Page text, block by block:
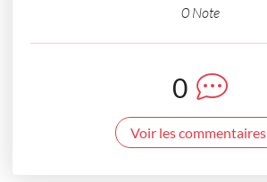
0 Note
0
Voir les commentaires